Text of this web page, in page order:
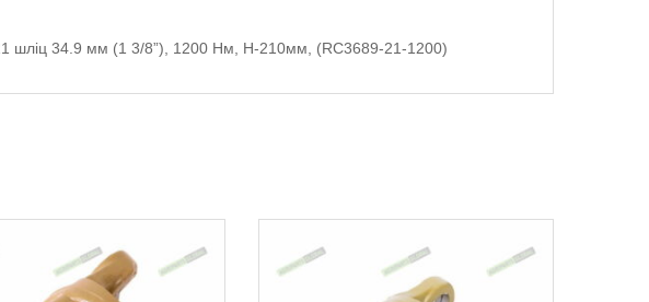
шліц 34.9 мм (1 3/8”), 1200 Нм, H-210мм, (RC3689-21-1200)